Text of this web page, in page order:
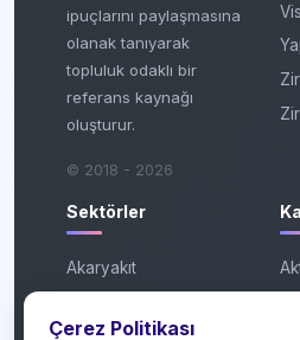
ipuçlarını paylaşmasına
olanak tanıyarak
topluluk odaklı bir
referans kaynağı
oluşturur.
© 2018 - 2026
Sektörler
Akaryakıt
Araç Bakım / Servis
Çerez Politikası